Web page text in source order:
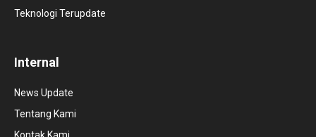
Teknologi Terupdate
Internal
News Update
Tentang Kami